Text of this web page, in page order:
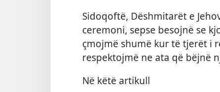
Sidoqoftë, Dëshmitarët e
ceremoni, sepse besojnë se
çmojmë shumë kur të tjerët i
respektojmë ne ata që bëjnë
Në këtë artikull